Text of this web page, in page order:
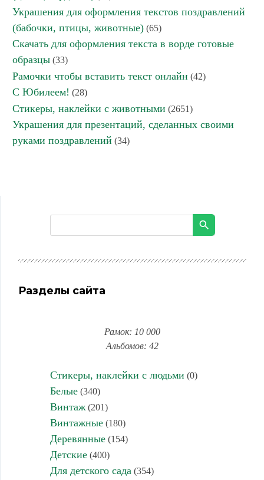
Украшения для оформления текстов поздравлений
(бабочки, птицы, животные) (65)
Скачать для оформления текста в ворде готовые
образцы (33)
Рамочки чтобы вставить текст онлайн (42)
С Юбилеем! (28)
Стикеры, наклейки с животными (2651)
Украшения для презентаций, сделанных своими
руками поздравлений (34)
Разделы сайта
Рамок: 10 000
Альбомов: 42
Стикеры, наклейки с людьми (0)
Белые(340)
Винтаж(201)
Винтажные(180)
Деревянные(154)
Детские(400)
Для детского сада (354)